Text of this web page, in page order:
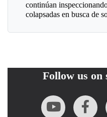
continúan
colapsadas en busca de
Follow us on